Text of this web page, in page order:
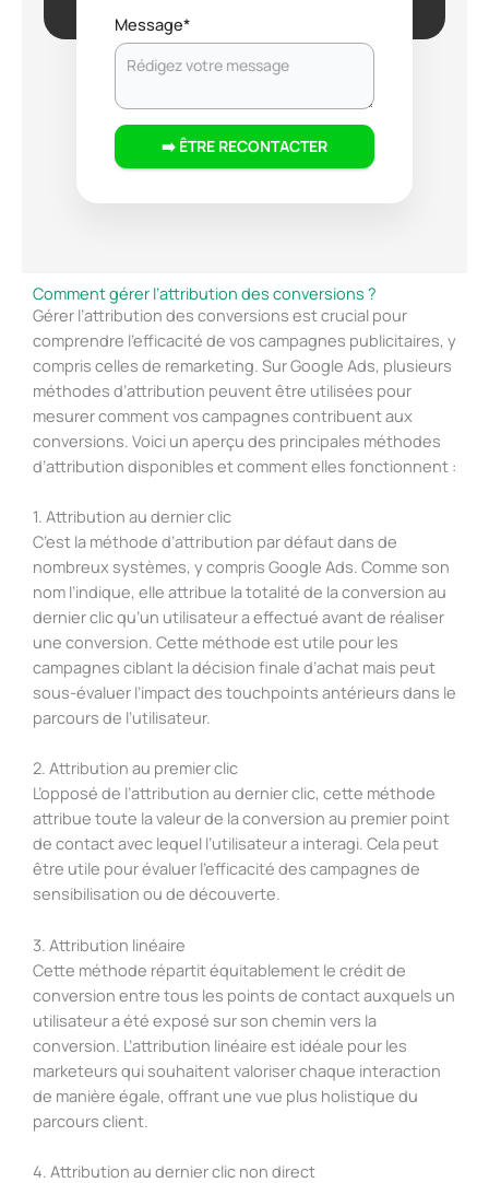
Message*
➡️ ÊTRE RECONTACTER
Comment gérer l’attribution des conversions ?
Gérer l’attribution des conversions est crucial pour
comprendre l’efficacité de vos campagnes publicitaires, y
compris celles de remarketing. Sur Google Ads, plusieurs
méthodes d’attribution peuvent être utilisées pour
mesurer comment vos campagnes contribuent aux
conversions. Voici un aperçu des principales méthodes
d’attribution disponibles et comment elles fonctionnent :
1. Attribution au dernier clic
C’est la méthode d’attribution par défaut dans de
nombreux systèmes, y compris Google Ads. Comme son
nom l’indique, elle attribue la totalité de la conversion au
dernier clic qu’un utilisateur a effectué avant de réaliser
une conversion. Cette méthode est utile pour les
campagnes ciblant la décision finale d’achat mais peut
sous-évaluer l’impact des touchpoints antérieurs dans le
parcours de l’utilisateur.
2. Attribution au premier clic
L’opposé de l’attribution au dernier clic, cette méthode
attribue toute la valeur de la conversion au premier point
de contact avec lequel l’utilisateur a interagi. Cela peut
être utile pour évaluer l’efficacité des campagnes de
sensibilisation ou de découverte.
3. Attribution linéaire
Cette méthode répartit équitablement le crédit de
conversion entre tous les points de contact auxquels un
utilisateur a été exposé sur son chemin vers la
conversion. L’attribution linéaire est idéale pour les
marketeurs qui souhaitent valoriser chaque interaction
de manière égale, offrant une vue plus holistique du
parcours client.
4. Attribution au dernier clic non direct